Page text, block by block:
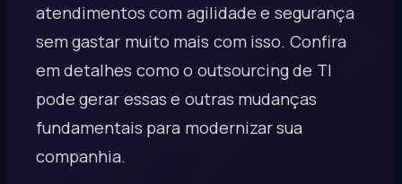
atendimentos com agilidade e segurança
sem gastar muito mais com isso. Confira
em detalhes como o outsourcing de TI
pode gerar essas e outras mudanças
fundamentais para modernizar sua
companhia.